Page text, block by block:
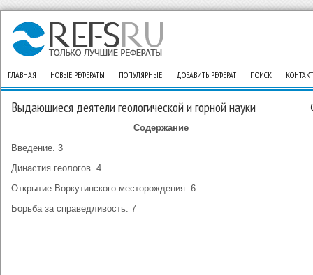
ГЛАВНАЯ НОВЫЕ РЕФЕРАТЫ ПОПУЛЯРНЫЕ ДОБАВИТЬ РЕФЕРАТ ПОИСК
Выдающиеся деятели геологической и горной науки
Содержание
Введение. 3
Династия геологов. 4
Открытие Воркутинского месторождения. 6
Борьба за справедливость. 7